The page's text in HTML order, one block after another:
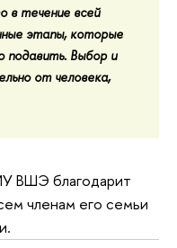
в течение всей
этапы, которые
подавить. Выбор и
от человека,
ВШЭ благодарит
членам его семьи